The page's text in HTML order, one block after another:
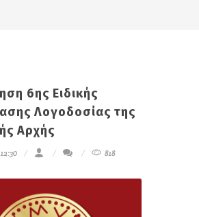
6ης Ειδικής
Λογοδοσίας της
Αρχής
818